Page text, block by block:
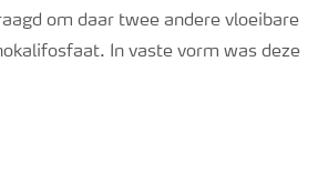
om daar twee andere vloeibare
In vaste vorm was deze